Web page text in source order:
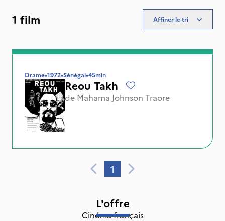
1 film Affiner le tri
Drame•1972•Sénégal•45min
Reou Takh
de Mahama Johnson Traore
1
L'offre
Cinéma français